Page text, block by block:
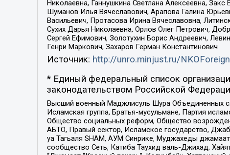
Николаевна, Ганнушкина Светлана Алексеевна,
Шуманов Илья Вячеславович, Арапова Галина
Васильевич, Протасова Ирина Вячеславовна,
Сухих Дарья Николаевна, Орлов Олег Петрович,
Сергей Ефимович, Золотухин Борис Андреевич,
Генри Маркович, Захаров Герман Константинович
Источник: http://unro.minjust.ru/
* Единый федеральный список
законодательством Российской
Высший военный Маджлисуль Шура Объединенных
Исламская группа, Братья-мусульмане, Партия
Общество социальных реформ, Общество
АБТО, Правый сектор, Исламское государство,
уа Тагьаля SHAM, АУМ Синрике, Муджахеды
сообщество Сеть, Катиба Таухид валь-Джихад,